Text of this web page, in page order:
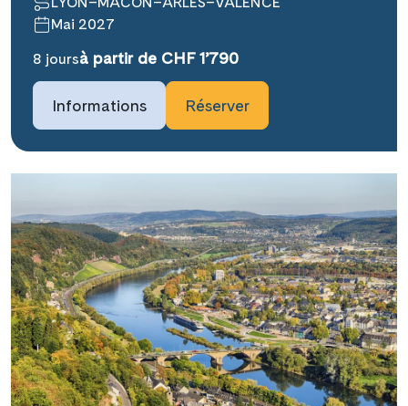
Mai 2027
8 joursà partir de CHF 1’790
Informations Réserver